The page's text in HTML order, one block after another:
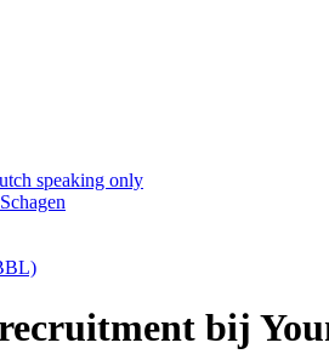
speaking only
bij